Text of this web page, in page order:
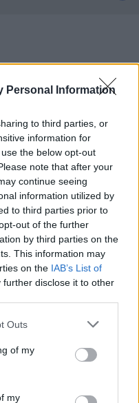
Personal Information
to third parties, or
information for
the below opt-out
note that after your
continue seeing
information utilized by
to third parties prior to
out of the further
by third parties on the
This information may
on the IAB’s List of
further disclose it to other
one or more Google
You may click to
its third-party tags to
in below Google
Outs
of my
my